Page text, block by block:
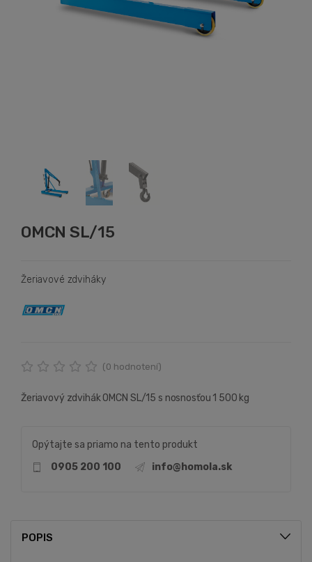
OMCN SL/15
Žeriavové zdviháky
(0 hodnotení)
Žeriavový zdvihák OMCN SL/15 s nosnosťou 1 500 kg
Opýtajte sa priamo na tento produkt
0905 200 100
info@homola.sk
POPIS